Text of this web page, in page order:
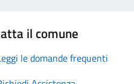
il comune
le domande frequenti